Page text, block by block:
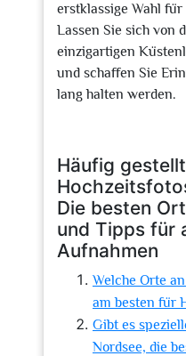
erstklassige Wahl
Lassen Sie sich von
einzigartigen
und schaffen Sie
lang halten werden.
Häufig
Die besten
und Tipps für
Aufnahmen
Welche Orte
am besten für
Gibt es
Nordsee, die